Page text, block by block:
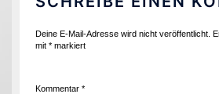
Deine E-Mail-Adresse wird nicht veröffentlicht.
mit * markiert
Kommentar *